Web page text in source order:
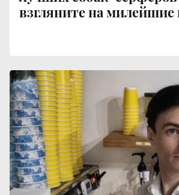
взгляните на